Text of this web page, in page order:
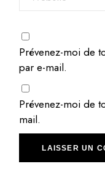
Prévenez-moi de
par e-mail.
Prévenez-moi de
mail.
LAISSER UN